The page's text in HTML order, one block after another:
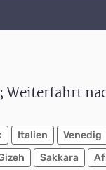
Weiterfahrt
Italien Venedig
Sakkara